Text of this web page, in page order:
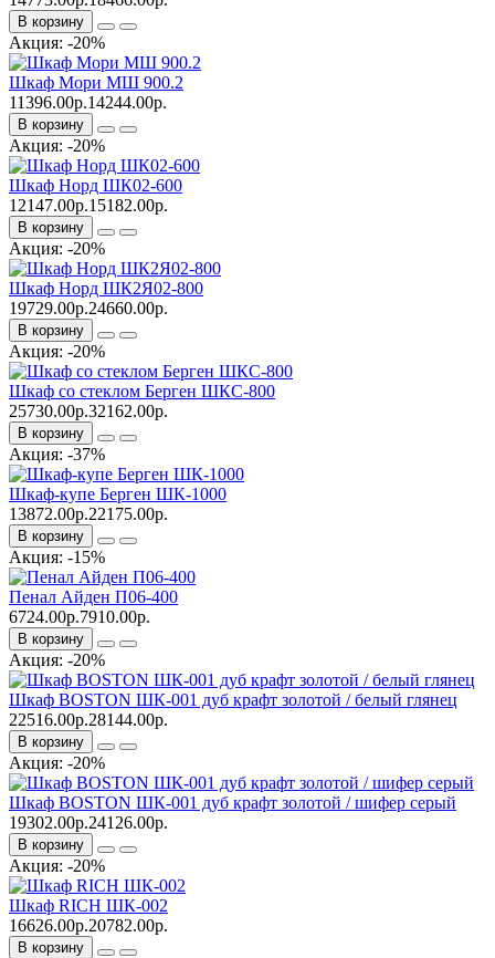
В корзину
Акция: -20%
Шкаф Мори МШ 900.2
11396.00р.14244.00р.
В корзину
Акция: -20%
Шкаф Норд ШК02-600
12147.00р.15182.00р.
В корзину
Акция: -20%
Шкаф Норд ШК2Я02-800
19729.00р.24660.00р.
В корзину
Акция: -20%
Шкаф со стеклом Берген ШКС-800
25730.00р.32162.00р.
В корзину
Акция: -37%
Шкаф-купе Берген ШК-1000
13872.00р.22175.00р.
В корзину
Акция: -15%
Пенал Айден П06-400
6724.00р.7910.00р.
В корзину
Акция: -20%
Шкаф BOSTON ШК-001 дуб крафт золотой / белый глянец
22516.00р.28144.00р.
В корзину
Акция: -20%
Шкаф BOSTON ШК-001 дуб крафт золотой / шифер серый
19302.00р.24126.00р.
В корзину
Акция: -20%
Шкаф RICH ШК-002
16626.00р.20782.00р.
В корзину